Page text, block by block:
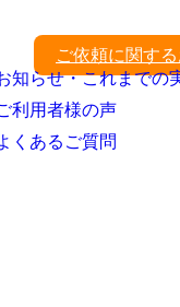
ご依頼に関す
知らせ・これまでの
利用者様の声
くあるご質問